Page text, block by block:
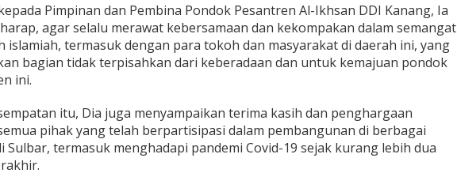
Pimpinan dan Pembina Pondok Pesantren Al-Ikhsan DDI Kanang, Ia
agar selalu merawat kebersamaan dan kekompakan dalam semangat
islamiah, termasuk dengan para tokoh dan masyarakat di daerah ini, yang
bagian tidak terpisahkan dari keberadaan dan untuk kemajuan pondok
ini.
itu, Dia juga menyampaikan terima kasih dan penghargaan
pihak yang telah berpartisipasi dalam pembangunan di berbagai
Sulbar, termasuk menghadapi pandemi Covid-19 sejak kurang lebih dua